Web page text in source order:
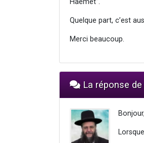
Quelque part, c’est
Merci beaucoup.
La réponse de
Bonjour,